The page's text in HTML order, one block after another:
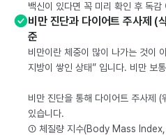
백신이 있다면 꼭 미리 확인 후 독
비만 진단과 다이어트 주사제 (
준
비만이란 체중이 많이 나가는 것이
지방이 쌓인 상태” 입니다. 비만 보
비만 진단을 통해 다이어트 주사제
있습니다.
① 체질량 지수(Body Mass